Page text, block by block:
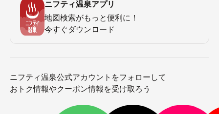
ニフティ温泉アプリ
地図検索がもっと便利に！
今すぐダウンロード
ニフティ温泉公式アカウントをフォローして
おトク情報やクーポン情報を受け取ろう